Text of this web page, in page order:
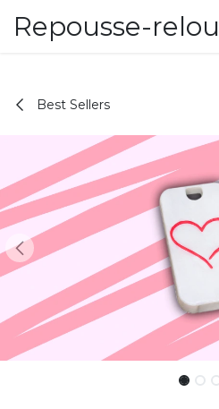
Repousse-relou
Best Sellers